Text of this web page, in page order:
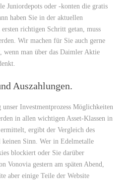
Juniordepots oder -konten die gratis
haben Sie in der aktuellen
richtigen Schritt getan, muss
Wir machen für Sie auch gerne
wenn man über das Daimler Aktie
Auszahlungen.
Investmentprozess Möglichkeiten
in allen wichtigen Asset-Klassen in
ergibt der Vergleich des
keinen Sinn. Wer in Edelmetalle
blockiert oder Sie darüber
Vonovia gestern am späten Abend,
aber einige Teile der Website